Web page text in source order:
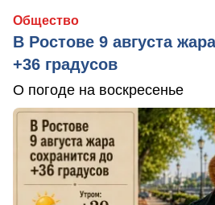
Общество
В Ростове 9 августа
+36 градусов
О погоде на воскресенье